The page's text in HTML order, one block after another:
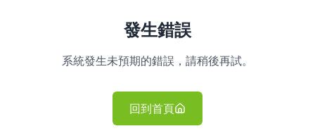
發生錯誤
系統發生未預期的錯誤，請稍後再試。
回到首頁